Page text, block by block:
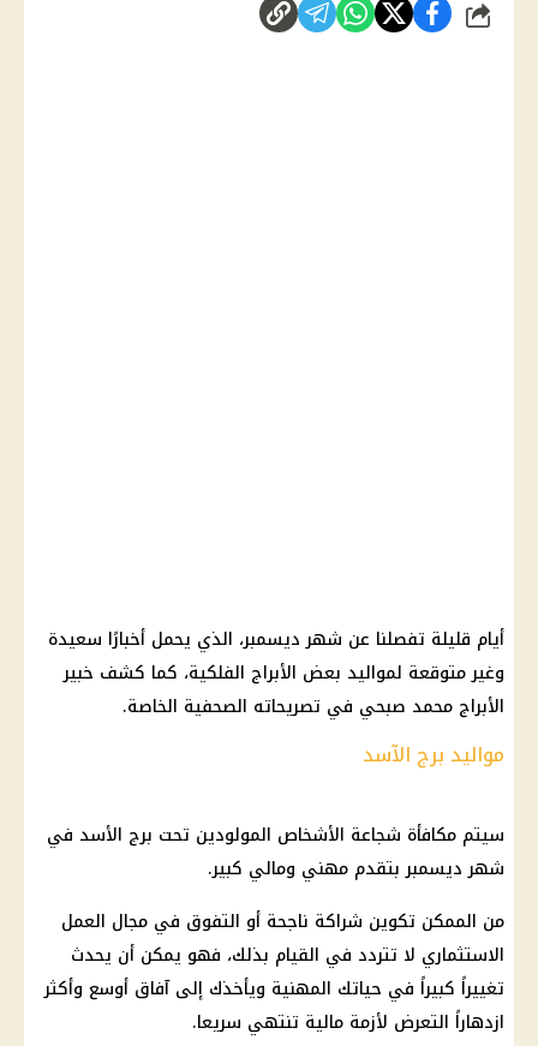
شارك
أيام قليلة تفصلنا عن شهر ديسمبر، الذي يحمل أخبارًا سعيدة
وغير متوقعة لمواليد بعض الأبراج الفلكية، كما كشف خبير
الأبراج محمد صبحي في تصريحاته الصحفية الخاصة.
مواليد برج الآسد
سيتم مكافأة شجاعة الأشخاص المولودين تحت برج الأسد في
شهر ديسمبر بتقدم مهني ومالي كبير.
من الممكن تكوين شراكة ناجحة أو التفوق في مجال العمل
الاستثماري لا تتردد في القيام بذلك، فهو يمكن أن يحدث
تغييراً كبيراً في حياتك المهنية ويأخذك إلى آفاق أوسع وأكثر
ازدهاراً التعرض لأزمة مالية تنتهي سريعا.